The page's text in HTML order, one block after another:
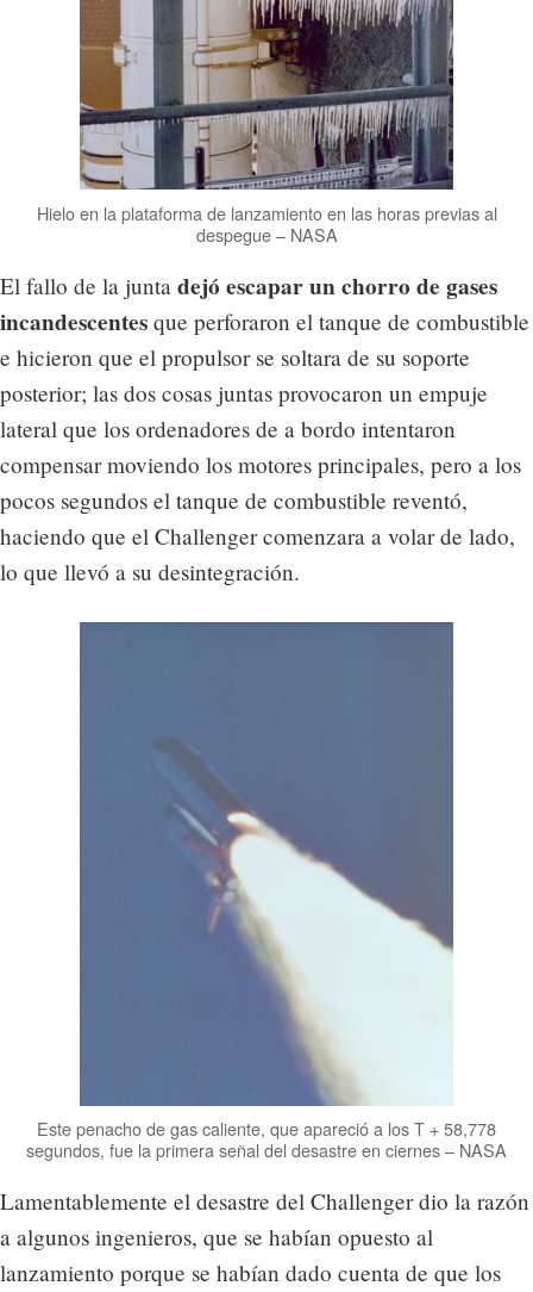
Hielo en la plataforma de lanzamiento en las horas previas al
despegue – NASA
El fallo de la junta dejó escapar un chorro de gases
incandescentes que perforaron el tanque de combustible
e hicieron que el propulsor se soltara de su soporte
posterior; las dos cosas juntas provocaron un empuje
lateral que los ordenadores de a bordo intentaron
compensar moviendo los motores principales, pero a los
pocos segundos el tanque de combustible reventó,
haciendo que el Challenger comenzara a volar de lado,
lo que llevó a su desintegración.
Este penacho de gas caliente, que apareció a los T + 58,778
segundos, fue la primera señal del desastre en ciernes – NASA
Lamentablemente el desastre del Challenger dio la razón
a algunos ingenieros, que se habían opuesto al
lanzamiento porque se habían dado cuenta de que los